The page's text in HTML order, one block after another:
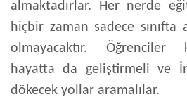
almaktadırlar. Her nerde
hiçbir zaman sadece sınıfta
olmayacaktır. Öğrenciler
hayatta da geliştirmeli ve
dökecek yollar aramalılar.